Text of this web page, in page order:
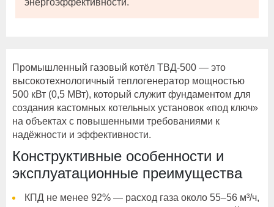
энергоэффективности.
Промышленный газовый котёл ТВД-500 — это
высокотехнологичный теплогенератор мощностью
500 кВт (0,5 МВт), который служит фундаментом для
создания кастомных котельных установок «под ключ»
на объектах с повышенными требованиями к
надёжности и эффективности.
Конструктивные особенности и
эксплуатационные преимущества
КПД не менее 92% — расход газа около 55–56 м³/ч,